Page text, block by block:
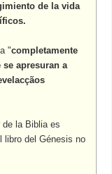
de la vida
"completamente
apresuran a
de la Biblia es
libro del Génesis no